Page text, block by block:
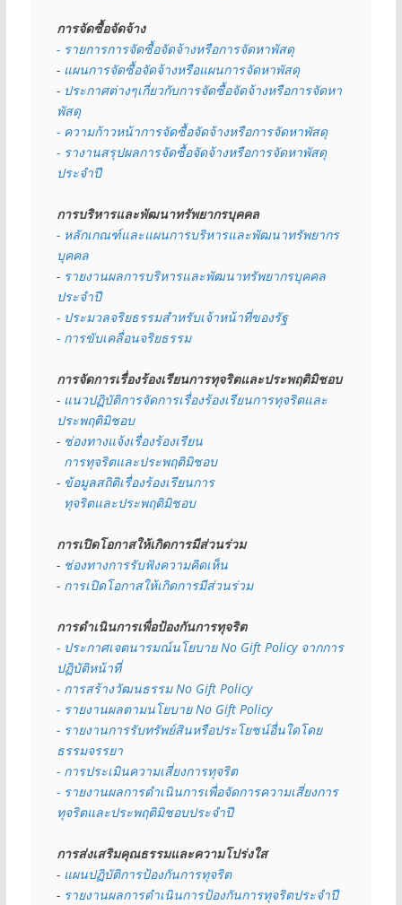
การจัดซื้อจัดจ้าง
- รายการการจัดซื้อจัดจ้างหรือการจัดหาพัสดุ
- แผนการจัดซื้อจัดจ้างหรือแผนการจัดหาพัสดุ
- ประกาศต่างๆเกี่ยวกับการจัดซื้อจัดจ้างหรือการจัดหา
พัสดุ
- ความก้าวหน้าการจัดซื้อจัดจ้างหรือการจัดหาพัสดุ
- รางานสรุปผลการจัดซื้อจัดจ้างหรือการจัดหาพัสดุ
ประจำปี
การบริหารและพัฒนาทรัพยากรบุคคล
- หลักเกณฑ์และแผนการบริหารและพัฒนาทรัพยากร
บุคคล
- รายงานผลการบริหารและพัฒนาทรัพยากรบุคคล
ประจำปี
- ประมวลจริยธรรมสำหรับเจ้าหน้าที่ของรัฐ
- การขับเคลื่อนจริยธรรม
การจัดการเรื่องร้องเรียนการทุจริตและประพฤติมิชอบ
- แนวปฏิบัติการจัดการเรื่องร้องเรียนการทุจริตและ
ประพฤติมิชอบ
- ช่องทางแจ้งเรื่องร้องเรียน
  การทุจริตและประพฤติมิชอบ
- ข้อมูลสถิติเรื่องร้องเรียนการ
  ทุจริตและประพฤติมิชอบ
การเปิดโอกาสให้เกิดการมีส่วนร่วม
- ช่องทางการรับฟังความคิดเห็น
- การเปิดโอกาสให้เกิดการมีส่วนร่วม
การดำเนินการเพื่อป้องกันการทุจริต
- ประกาศเจตนารมณ์นโยบาย No Gift Policy จากการ
ปฏิบัติหน้าที่
- การสร้างวัฒนธรรม No Gift Policy
- รายงานผลตามนโยบาย No Gift Policy
- รายงานการรับทรัพย์สินหรือประโยชน์อื่นใดโดย
ธรรมจรรยา
- การประเมินความเสี่ยงการทุจริต
- รายงานผลการดำเนินการเพื่อจัดการความเสี่ยงการ
ทุจริตและประพฤติมิชอบประจำปี
การส่งเสริมคุณธรรมและความโปร่งใส
- แผนปฏิบัติการป้องกันการทุจริต
- รายงานผลการดำเนินการป้องกันการทุจริตประจำปี